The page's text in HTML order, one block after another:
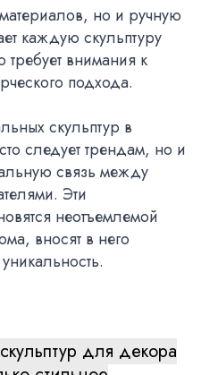
но и ручную
каждую скульптуру
требует внимания к
подхода.
скульптур в
следует трендам, но и
связь между
Эти
неотъемлемой
вносят в него
для декора